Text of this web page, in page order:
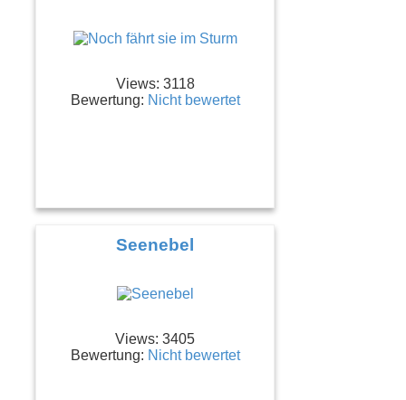
Views: 3118
Bewertung: Nicht bewertet
Seenebel
Views: 3405
Bewertung: Nicht bewertet